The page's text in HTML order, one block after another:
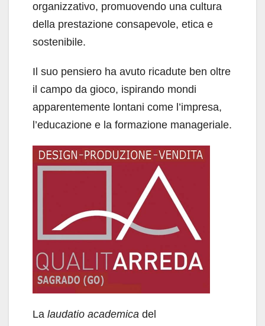
organizzativo, promuovendo una cultura
della prestazione consapevole, etica e
sostenibile.
Il suo pensiero ha avuto ricadute ben oltre
il campo da gioco, ispirando mondi
apparentemente lontani come l’impresa,
l’educazione e la formazione manageriale.
La laudatio academica del